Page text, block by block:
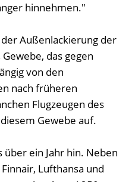
hinnehmen."
Außenlackierung der
das gegen
von den
nach früheren
Flugzeugen des
Gewebe auf.
ein Jahr hin. Neben
Lufthansa und